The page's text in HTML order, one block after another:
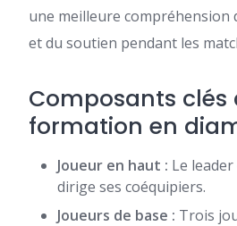
une meilleure
et du soutien pendant les
Composants clés
formation en
Joueur en haut : Le
dirige ses coéquipiers.
Joueurs de base : Trois